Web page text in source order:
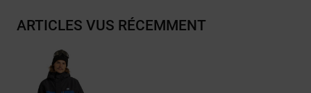
ARTICLES VUS RÉCEMMENT